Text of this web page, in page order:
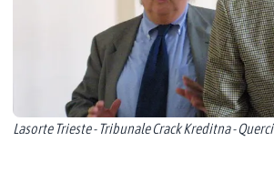
Lasorte Trieste - Tribunale Crack Kreditna - Querci